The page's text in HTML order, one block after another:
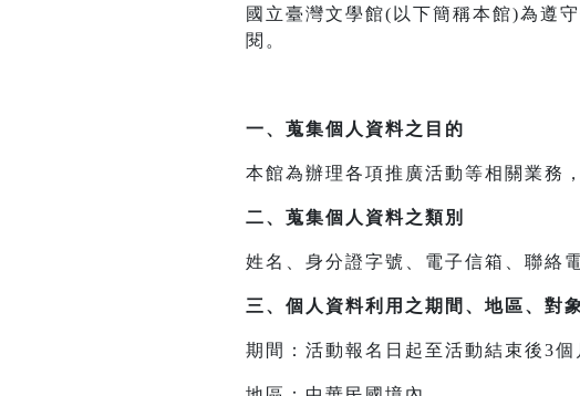
國立臺灣文學館(以下簡稱本館)為遵
閱。
一、 蒐集個人資料之目的
本館為辦理各項推廣活動等相關業務
二、 蒐集個人資料之類別
姓名、身分證字號、電子信箱、聯絡
三、 個人資料利用之期間、地區、對
期間：活動報名日起至活動結束後3個